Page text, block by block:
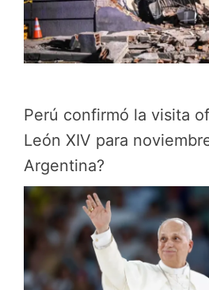
Perú confirmó la visita
León XIV para
Argentina?